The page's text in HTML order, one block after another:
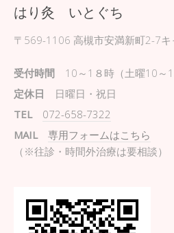
はり灸 いとぐち
〒569-1106 高槻市安満新町2-7
受付時間 10～1８時（土曜10～
定休日 日曜日・祝日
TEL
072-658-7322
MAIL
専用フォームはこちら
（※往診・時間外治療は要相談）